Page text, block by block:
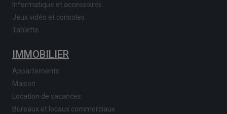
Informatique et accessoires
Jeux vidéo et consoles
Tablette
IMMOBILIER
Appartements
Maison
Location de vacances
Bureaux et locaux commerciaux